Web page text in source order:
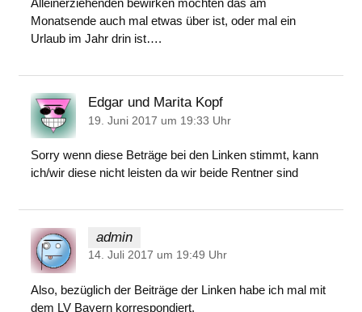
Monatsende auch mal etwas über ist, oder mal ein
Urlaub im Jahr drin ist….
Edgar und Marita Kopf
19. Juni 2017 um 19:33 Uhr
Sorry wenn diese Beträge bei den Linken stimmt, kann
ich/wir diese nicht leisten da wir beide Rentner sind
admin
14. Juli 2017 um 19:49 Uhr
Also, bezüglich der Beiträge der Linken habe ich mal mit
dem LV Bayern korrespondiert.